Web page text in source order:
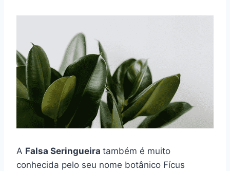
A Falsa Seringueira também é muito
conhecida pelo seu nome botânico Fícus